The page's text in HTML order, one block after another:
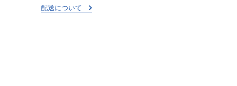
配送について